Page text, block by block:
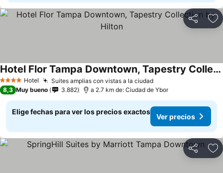
Compartir
4 EstrellasHotel Suites amplias con vistas a la ciudad
Hotel Flor Tampa Downtown, Tapestry Collection by Hilton
8,3 Muy bueno 3.882 a 2.7 km de: Ciudad de Ybor
Elige fechas para ver los precios exactos
Ver precios
Compartir